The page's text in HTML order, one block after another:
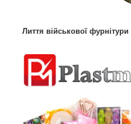
Лиття військової